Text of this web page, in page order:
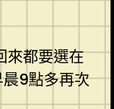
來都要選在
9點多再次